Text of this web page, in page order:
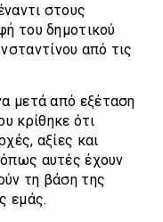
στους
του δημοτικού
από τις
μετά από εξέταση
κρίθηκε ότι
αξίες και
αυτές έχουν
τη βάση της
εμάς.